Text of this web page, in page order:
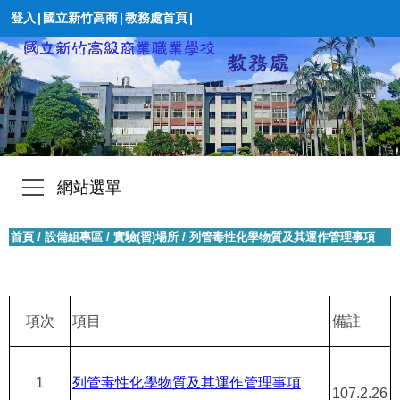
登入 | 國立新竹高商|教務處首頁|
網站選單
首頁 / 設備組專區 / 實驗(習)場所 / 列管毒性化學物質及其運作管理事項
項次 項目 備註
1 列管毒性化學物質及其運作管理事項
107.2.26